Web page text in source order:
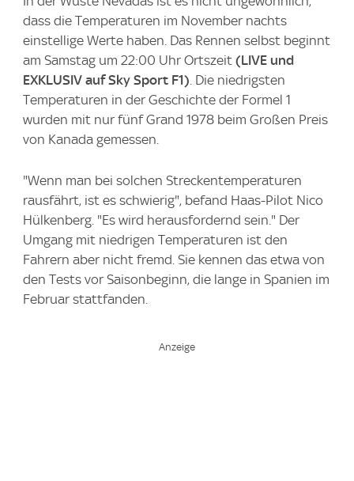
dass die Temperaturen im November nachts
einstellige Werte haben. Das Rennen selbst beginnt
am Samstag um 22:00 Uhr Ortszeit (LIVE und
EXKLUSIV auf Sky Sport F1). Die niedrigsten
Temperaturen in der Geschichte der Formel 1
wurden mit nur fünf Grand 1978 beim Großen Preis
von Kanada gemessen.
"Wenn man bei solchen Streckentemperaturen
rausfährt, ist es schwierig", befand Haas-Pilot Nico
Hülkenberg. "Es wird herausfordernd sein." Der
Umgang mit niedrigen Temperaturen ist den
Fahrern aber nicht fremd. Sie kennen das etwa von
den Tests vor Saisonbeginn, die lange in Spanien im
Februar stattfanden.